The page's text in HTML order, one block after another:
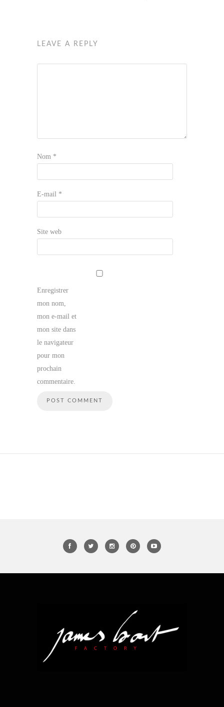
LEAVE A REPLY
Nom *
E-mail *
Site web
Enregistrer
mon nom,
mon e-mail et
mon site dans
le navigateur
pour mon
prochain
commentaire.